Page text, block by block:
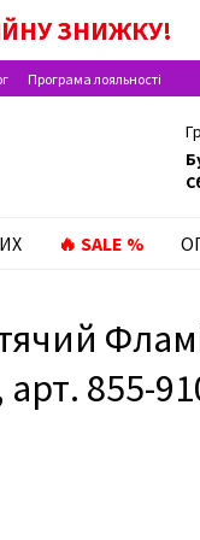
ЗНИЖКУ!
Програма лояльності
🔥 SALE %
855-